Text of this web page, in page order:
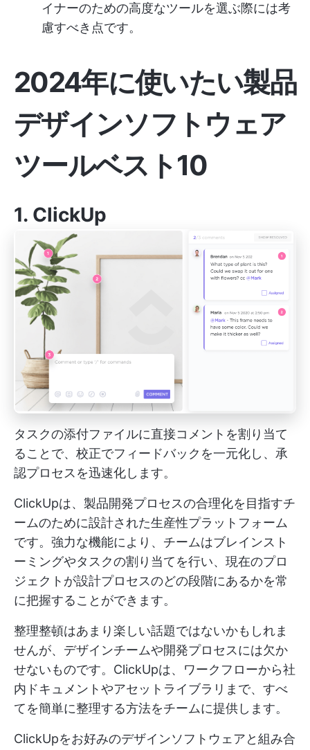
イナーのための高度なツールを選ぶ際には考
慮すべき点です。
2024年に使いたい製品
デザインソフトウェア
ツールベスト10
1. ClickUp
タスクの添付ファイルに直接コメントを割り当て
ることで、校正でフィードバックを一元化し、承
認プロセスを迅速化します。
ClickUpは、製品開発プロセスの合理化を目指すチ
ームのために設計された生産性プラットフォーム
です。強力な機能により、チームはブレインスト
ーミングやタスクの割り当てを行い、現在のプロ
ジェクトが設計プロセスのどの段階にあるかを常
に把握することができます。
整理整頓はあまり楽しい話題ではないかもしれま
せんが、デザインチームや開発プロセスには欠か
せないものです。ClickUpは、ワークフローから社
内ドキュメントやアセットライブラリまで、すべ
てを簡単に整理する方法をチームに提供します。
ClickUpをお好みのデザインソフトウェアと組み合